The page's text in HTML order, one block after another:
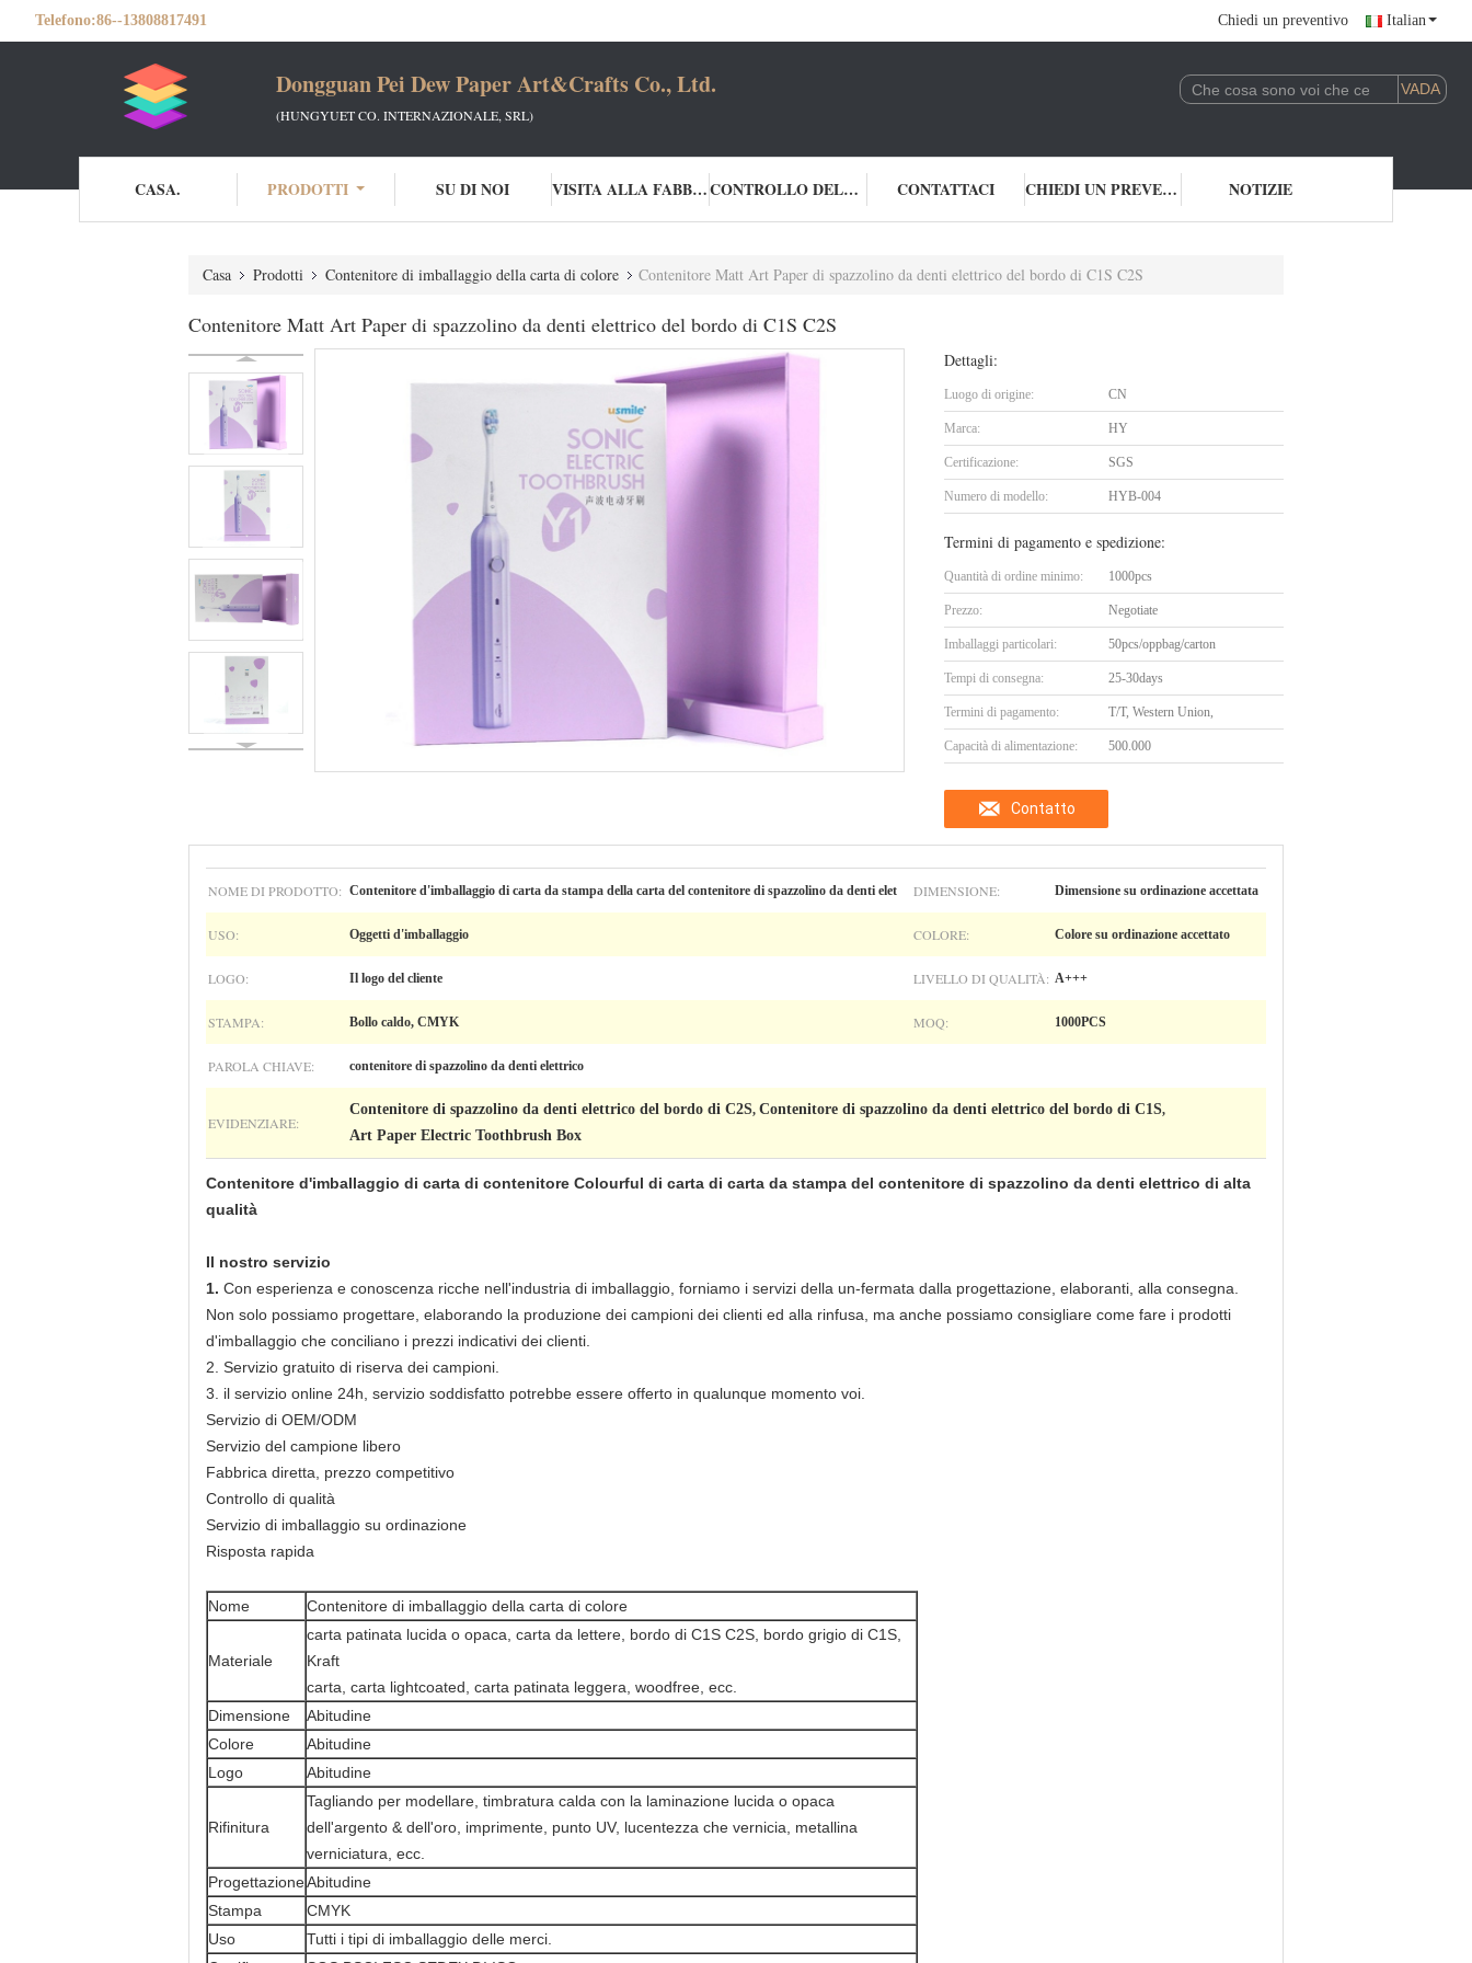
Telefono:86--13808817491 Chiedi un preventivo Italian
Dongguan Pei Dew Paper Art&Crafts Co., Ltd.
(HUNGYUET CO. INTERNAZIONALE, SRL)
CASA. PRODOTTI SU DI NOI VISITA ALLA FABBRICA CONTROLLO DELLA QUALITÀ CONTATTACI CHIEDI UN PREVENTIVO NOTIZIE
Casa Prodotti Contenitore di imballaggio della carta di colore Contenitore Matt Art Paper di spazzolino da denti elettrico del bordo di C1S C2S
Contenitore Matt Art Paper di spazzolino da denti elettrico del bordo di C1S C2S
Dettagli:
Luogo di origine: CN
Marca: HY
Certificazione: SGS
Numero di modello: HYB-004
Termini di pagamento e spedizione:
Quantità di ordine minimo: 1000pcs
Prezzo: Negotiate
Imballaggi particolari: 50pcs/oppbag/carton
Tempi di consegna: 25-30days
Termini di pagamento: T/T, Western Union,
Capacità di alimentazione: 500.000
Contatto
NOME DI PRODOTTO: Contenitore d'imballaggio di carta da stampa della carta del contenitore di spazzolino da denti elet DIMENSIONE: Dimensione su ordinazione accettata
USO: Oggetti d'imballaggio COLORE: Colore su ordinazione accettato
LOGO: Il logo del cliente LIVELLO DI QUALITÀ: A+++
STAMPA: Bollo caldo, CMYK MOQ: 1000PCS
PAROLA CHIAVE: contenitore di spazzolino da denti elettrico
EVIDENZIARE:
Contenitore di spazzolino da denti elettrico del bordo di C2S, Contenitore di spazzolino da denti elettrico del bordo di C1S,
Art Paper Electric Toothbrush Box
Contenitore d'imballaggio di carta di contenitore Colourful di carta di carta da stampa del contenitore di spazzolino da denti elettrico di alta
qualità
Il nostro servizio
1. Con esperienza e conoscenza ricche nell'industria di imballaggio, forniamo i servizi della un-fermata dalla progettazione, elaboranti, alla consegna.
Non solo possiamo progettare, elaborando la produzione dei campioni dei clienti ed alla rinfusa, ma anche possiamo consigliare come fare i prodotti
d'imballaggio che conciliano i prezzi indicativi dei clienti.
2. Servizio gratuito di riserva dei campioni.
3. il servizio online 24h, servizio soddisfatto potrebbe essere offerto in qualunque momento voi.
Servizio di OEM/ODM
Servizio del campione libero
Fabbrica diretta, prezzo competitivo
Controllo di qualità
Servizio di imballaggio su ordinazione
Risposta rapida
Nome Contenitore di imballaggio della carta di colore
Materiale
carta patinata lucida o opaca, carta da lettere, bordo di C1S C2S, bordo grigio di C1S,
Kraft
carta, carta lightcoated, carta patinata leggera, woodfree, ecc.
Dimensione
Abitudine
Colore
Abitudine
Logo
Abitudine
Rifinitura
Tagliando per modellare, timbratura calda con la laminazione lucida o opaca
dell'argento & dell'oro, imprimente, punto UV, lucentezza che vernicia, metallina
verniciatura, ecc.
ProgettazioneAbitudine
Stampa
CMYK
Uso
Tutti i tipi di imballaggio delle merci.